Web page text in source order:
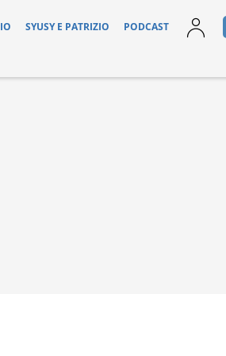
SYUSY E PATRIZIO PODCAST